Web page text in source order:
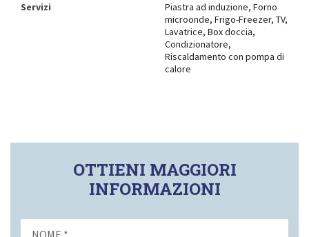
Servizi
Piastra ad induzione, Forno
microonde, Frigo-Freezer, TV,
Lavatrice, Box doccia,
Condizionatore,
Riscaldamento con pompa di
calore
OTTIENI MAGGIORI
INFORMAZIONI